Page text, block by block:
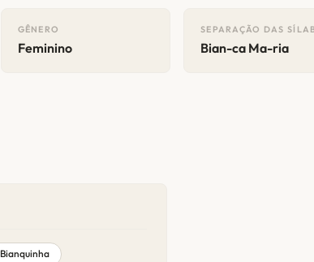
GÊNERO
Feminino
SEPARAÇÃO DAS
Bian-ca Ma-ria
Bianquinha